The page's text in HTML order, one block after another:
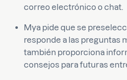
correo electrónico o chat.
Mya pide que se
responde a las preguntas
también proporciona
consejos para futuras